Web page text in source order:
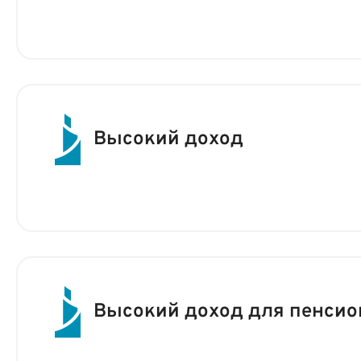
Высокий доход
Высокий доход для